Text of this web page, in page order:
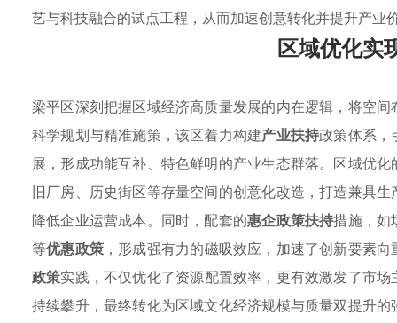
艺与科技融合的试点工程，从而加速创意转化并提升产业
区域优化实
梁平区深刻把握区域经济高质量发展的内在逻辑，将空
科学规划与精准施策，该区着力构建产业扶持政策体系，
展，形成功能互补、特色鲜明的产业生态群落。区域优
旧厂房、历史街区等存量空间的创意化改造，打造兼具
降低企业运营成本。同时，配套的惠企政策扶持措施，如
等优惠政策 ，形成强有力的磁吸效应，加速了创新要素
政策实践，不仅优化了资源配置效率，更有效激发了市
持续攀升，最终转化为区域文化经济规模与质量双提升